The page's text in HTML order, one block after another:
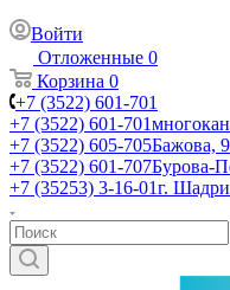
Войти
Отложенные 0
Корзина 0
+7 (3522) 601-701
+7 (3522) 601-701
+7 (3522) 605-705Бажова,
+7 (3522) 601-707Бурова-
+7 (35253) 3-16-01г.